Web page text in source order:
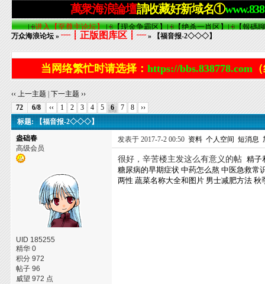
万众海浪论坛 »┈┋正版图库区┋┈» 【福音报-2◇◇◇】
当网络繁忙时请选择： https://bbs.838778.com
‹‹ 上一主题 |下一主题 ››
72
6/8 ‹‹ 1 2 3 4 5 6 7 8
››
标题: 【福音报-2◇◇◇】
盎础春
高级会员
UID 185255
精华 0
积分 972
帖子 96
威望 972 点
发表于 2017-7-2 00:50 资料 个人空间 短消息
很好，辛苦楼主发这么有意义的帖 精子
糖尿病的早期症状 中药怎么熬 中医急救常
两性 蔬菜名称大全和图片 男士减肥方法 秋